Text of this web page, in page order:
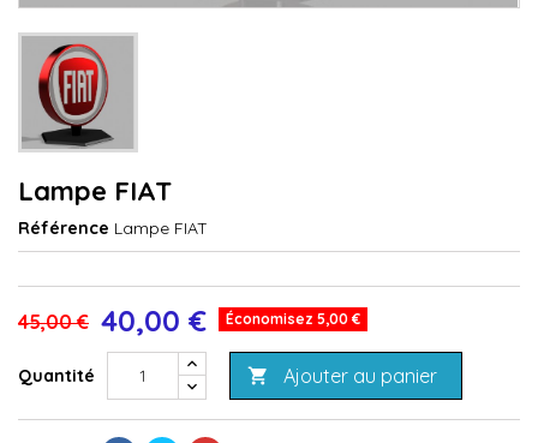
Lampe FIAT
Référence Lampe FIAT
45,00 € 40,00 € Économisez 5,00 €
Quantité  Ajouter au panier